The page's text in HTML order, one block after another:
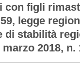
con figli
legge
di stabilità
2018, n.